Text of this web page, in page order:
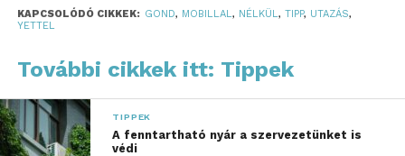
tarifákkal megegyező feltételekkel használhatjuk
az adatforgalomért, hívásokért, SMS-ekért és
MMS-ekért. Sőt, ha a tarifacsomagunkhoz tartozik
perc-, SMS-, vagy egyéb leforgalmazható havidíj
keret, az a barangolás során is felhasználható.
KAPCSOLÓDÓ CIKKEK: GOND, MOBILLAL, NÉLKÜL, TIPP, UTAZÁS,
YETTEL
További cikkek itt: Tippek
TIPPEK
A fenntartható nyár a szervezetünket is
védi